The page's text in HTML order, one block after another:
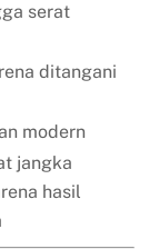
serat
ditangani
modern
jangka
hasil